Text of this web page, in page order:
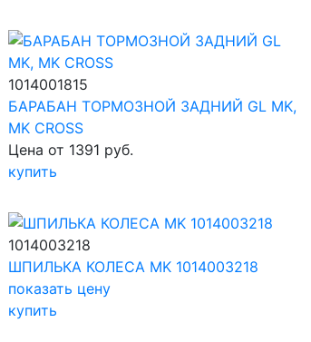
1014001815
БАРАБАН ТОРМОЗНОЙ ЗАДНИЙ GL MK,
MK CROSS
Цена от 1391 руб.
купить
1014003218
ШПИЛЬКА КОЛЕСА MK 1014003218
показать цену
купить